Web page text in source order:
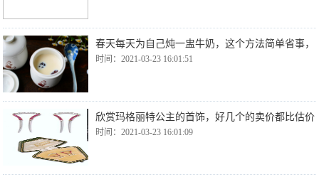
春天每天为自己炖一盅牛奶，这个方法简单省事，
时间：2021-03-23 16:01:51
欣赏玛格丽特公主的首饰，好几个的卖价都比估价
时间：2021-03-23 16:01:09